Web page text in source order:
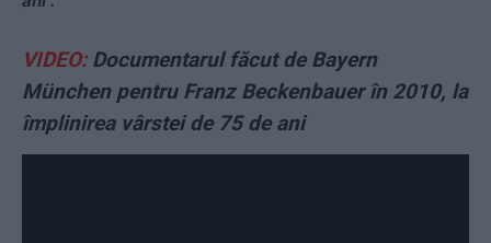
VIDEO:Documentarul făcut de Bayern
München pentru Franz Beckenbauer în 2010, la
împlinirea vârstei de 75 de ani